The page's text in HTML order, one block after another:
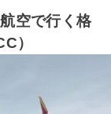
空で行く格
）